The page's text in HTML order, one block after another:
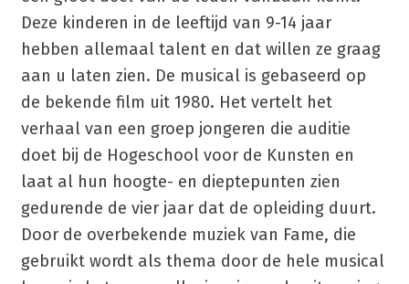
Deze kinderen in de leeftijd van 9-14 jaar
hebben allemaal talent en dat willen ze graag
aan u laten zien. De musical is gebaseerd op
de bekende film uit 1980. Het vertelt het
verhaal van een groep jongeren die auditie
doet bij de Hogeschool voor de Kunsten en
laat al hun hoogte- en dieptepunten zien
gedurende de vier jaar dat de opleiding duurt.
Door de overbekende muziek van Fame, die
gebruikt wordt als thema door de hele musical